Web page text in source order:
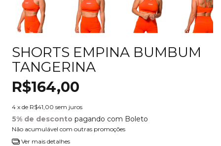
SHORTS EMPINA BUMBUM
TANGERINA
R$164,00
4 x de R$41,00 sem juros
5% de desconto pagando com Boleto
Não acumulável com outras promoções
Ver mais detalhes